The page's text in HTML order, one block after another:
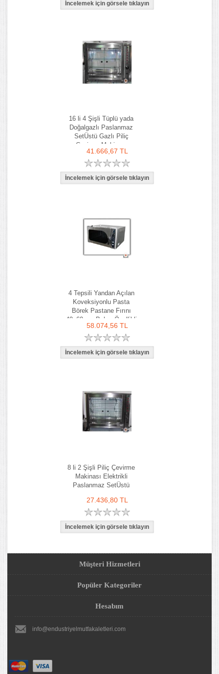
16 li 4 Şişli Tüplü yada
Doğalgazlı Paslanmaz
SetÜstü Gazlı Piliç
Çevirme Makinası
41.666,67 TL
4 Tepsili Yandan Açılan
Koveksiyonlu Pasta
Börek Pastane Fırını
40x60 cm Buhar Özellikli
58.074,56 TL
8 li 2 Şişli Piliç Çevirme
Makinası Elektrikli
Paslanmaz SetÜstü
27.436,80 TL
Müşteri Hizmetleri
Popüler Kategoriler
Hesabım
info@endustriyelmutfakaletleri.com